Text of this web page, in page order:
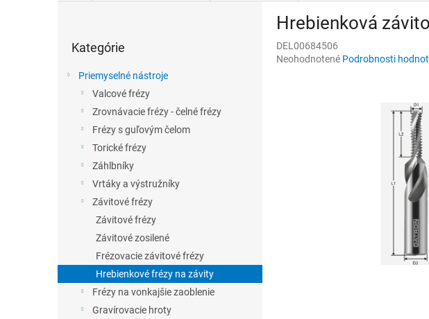
kategórie
Kategórie
Priemyselné nástroje
Valcové frézy
Zrovnávacie frézy - čelné frézy
Frézy s guľovým čelom
Torické frézy
Záhlbníky
Vrtáky a výstružníky
Závitové frézy
Závitové frézy
Závitové zosilené
Frézovacie závitové frézy
Hrebienkové frézy na závity
Frézy na vonkajšie zaoblenie
Gravírovacie hroty
Hrebienková
DEL00684506
Priemerné
Neohodnotené Podrobnosti